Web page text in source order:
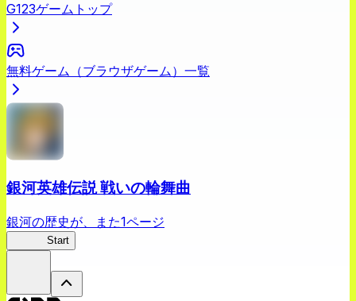
G123ゲームトップ
無料ゲーム（ブラウザゲーム）一覧
銀河英雄伝説 戦いの輪舞曲
銀河の歴史が、また1ページ
Start